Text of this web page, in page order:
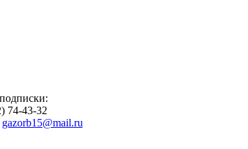
74-43-32
gazorb15@mail.ru